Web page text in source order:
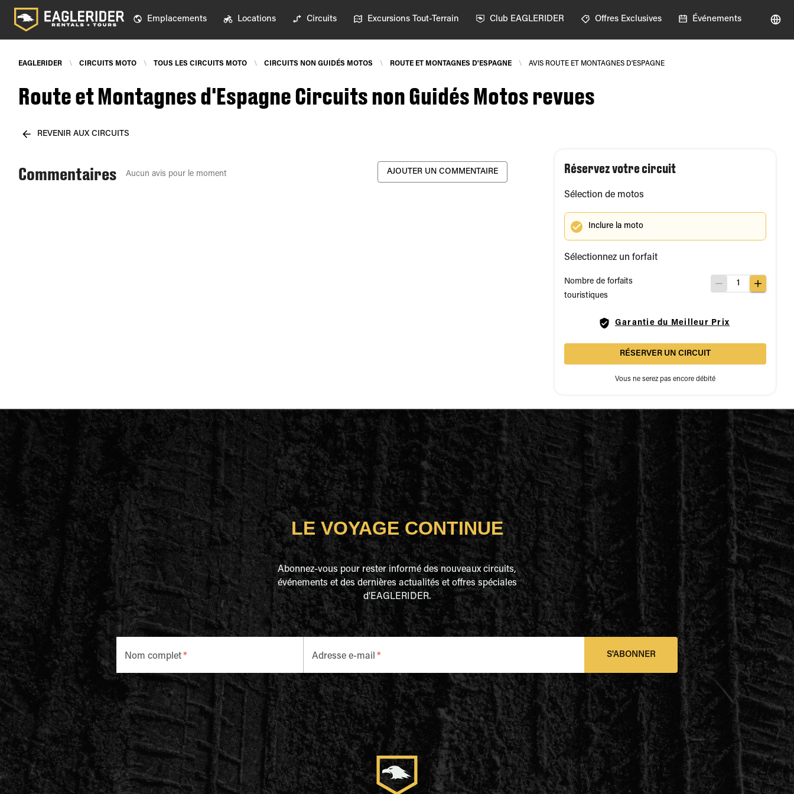
Emplacements Locations Circuits Excursions Tout-Terrain Club EAGLERIDER Offres Exclusives Événements
EAGLERIDER \ CIRCUITS MOTO \ TOUS LES CIRCUITS MOTO \ CIRCUITS NON GUIDÉS MOTOS \ ROUTE ET MONTAGNES D'ESPAGNE \ AVIS ROUTE ET MONTAGNES D'ESPAGNE
Route et Montagnes d'Espagne Circuits non Guidés Motos revues
REVENIR AUX CIRCUITS
Commentaires Aucun avis pour le moment AJOUTER UN COMMENTAIRE Réservez votre circuit
Sélection de motos
Inclure la moto
Sélectionnez un forfait
Nombre de forfaits
touristiques
1
Garantie du Meilleur Prix
RÉSERVER UN CIRCUIT
Vous ne serez pas encore débité
LE VOYAGE CONTINUE
Abonnez-vous pour rester informé des nouveaux circuits,
événements et des dernières actualités et offres spéciales
d'EAGLERIDER.
Nom complet * Adresse e-mail * S'ABONNER